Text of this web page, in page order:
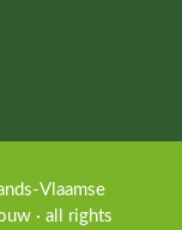
Vlaamse
· all rights